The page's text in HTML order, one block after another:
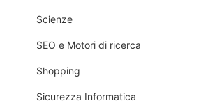
Scienze
SEO e Motori di ricerca
Shopping
Sicurezza Informatica